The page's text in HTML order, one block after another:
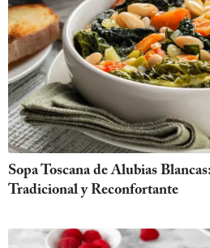
Sopa Toscana de Alubias
Tradicional y Reconfortante